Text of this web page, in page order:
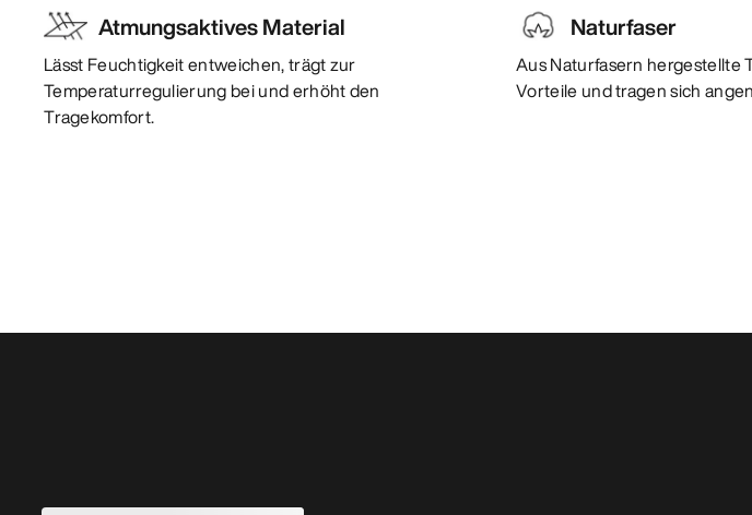
Atmungsaktives Material
Lässt Feuchtigkeit entweichen, trägt zur
Temperaturregulierung bei und erhöht den
Tragekomfort.
Naturfaser
Aus Naturfasern hergestellte
Vorteile und tragen sich